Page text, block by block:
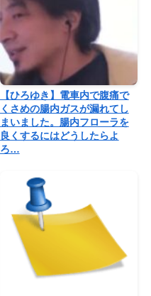
【ひろゆき】電車内で腹痛で
くさめの腸内ガスが漏れてし
まいました。腸内フローラを
良くするにはどうしたらよ
ろ…